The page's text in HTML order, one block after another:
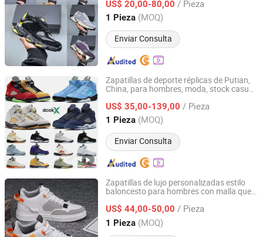
Personalizado Marca Original Zapatilla
US$ 20,00-80,00 / Pieza
1 Pieza (MOQ)
Enviar Consulta
Fujian, China Desde 2026
Zapatillas de deporte réplicas de Putian,
China, para hombres, moda, stock casual,
bajo precio,zapatosdeportivos de copia
de Putian
US$ 35,00-139,00 / Pieza
1 Pieza (MOQ)
Enviar Consulta
Anqing Jinzhi Trading Co., Ltd.
Anhui, China Desde 2025
Zapatillas de lujo personalizadas estilo
baloncesto para hombres con malla que
personalizadas bajas con marca de logo
US$ 44,00-50,00 / Pieza
1 Pieza (MOQ)
Quanzhou Hui'an Guangyu Jin Trading Co., Ltd.
Fujian, China Desde 2025